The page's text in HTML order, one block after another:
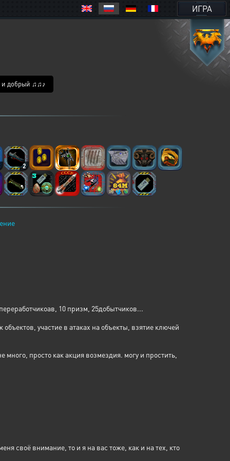
ИГРА
и добрый ♫♫♪
2
10 призм, 25добытчиков...
участие в атаках на объекты, взятие ключей
просто как акция возмездия. могу и простить,
своё внимание, то и я на вас тоже, как и на тех, кто